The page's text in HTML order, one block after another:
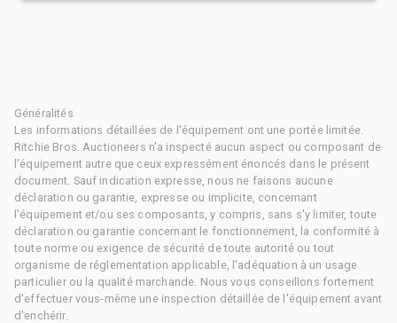
Généralités
Les informations détaillées de l'équipement ont une portée limitée.
Ritchie Bros. Auctioneers n'a inspecté aucun aspect ou composant de
l'équipement autre que ceux expressément énoncés dans le présent
document. Sauf indication expresse, nous ne faisons aucune
déclaration ou garantie, expresse ou implicite, concernant
l'équipement et/ou ses composants, y compris, sans s'y limiter, toute
déclaration ou garantie concernant le fonctionnement, la conformité à
toute norme ou exigence de sécurité de toute autorité ou tout
organisme de réglementation applicable, l'adéquation à un usage
particulier ou la qualité marchande. Nous vous conseillons fortement
d'effectuer vous-même une inspection détaillée de l'équipement avant
d'enchérir.